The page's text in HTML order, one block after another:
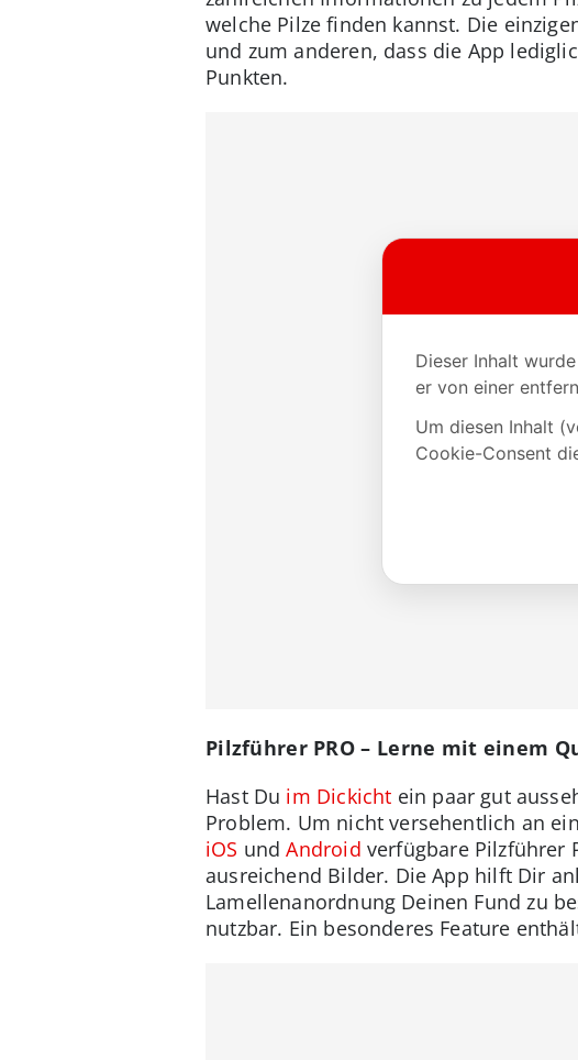
welche Pilze finden kannst. Die
und zum anderen, dass die App
Punkten.
Pilzführer PRO – Lerne mit einem
Hast Du im Dickicht ein paar gut
Problem. Um nicht versehentlich an
iOS undAndroid verfügbare Pilzführer
ausreichend Bilder. Die App hilft Dir
Lamellenanordnung Deinen Fund zu
nutzbar. Ein besonderes Feature